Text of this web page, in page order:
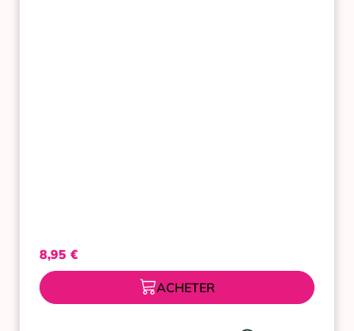
8,95 €
ACHETER